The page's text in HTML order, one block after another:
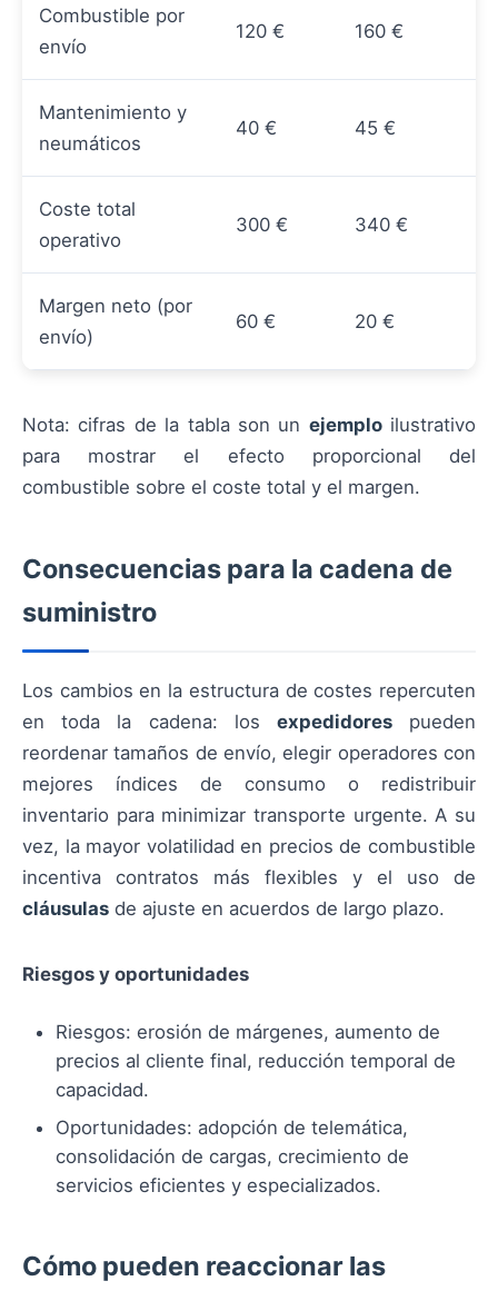
Combustible por
envío
120 € 160 €
Mantenimiento y
neumáticos
40 € 45 €
Coste total
operativo
300 € 340 €
Margen neto (por
envío)
60 € 20 €
Nota: cifras de la tabla son un ejemploilustrativo
para mostrar el efecto proporcional del
combustible sobre el coste total y el margen.
Consecuencias para la cadena de
suministro
Los cambios en la estructura de costes repercuten
en toda la cadena: los expedidorespueden
reordenar tamaños de envío, elegir operadores con
mejores índices de consumo o redistribuir
inventario para minimizar transporte urgente. A su
vez, la mayor volatilidad en precios de combustible
incentiva contratos más flexibles y el uso de
cláusulas de ajuste en acuerdos de largo plazo.
Riesgos y oportunidades
Riesgos: erosión de márgenes, aumento de
precios al cliente final, reducción temporal de
capacidad.
Oportunidades: adopción de telemática,
consolidación de cargas, crecimiento de
servicios eficientes y especializados.
Cómo pueden reaccionar las